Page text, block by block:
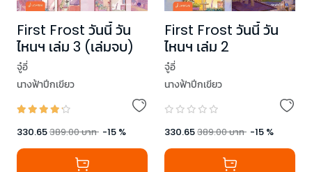
First Frost วันนี้ วัน
ไหนฯ เล่ม 3 (เล่มจบ)
จู๋อี่
นางฟ้าปีกเขียว
330.65389.00บาท -15 %
First Frost วันนี้ วัน
ไหนฯ เล่ม 2
จู๋อี่
นางฟ้าปีกเขียว
330.65389.00บาท -15 %